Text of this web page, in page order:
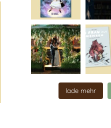
lade mehr